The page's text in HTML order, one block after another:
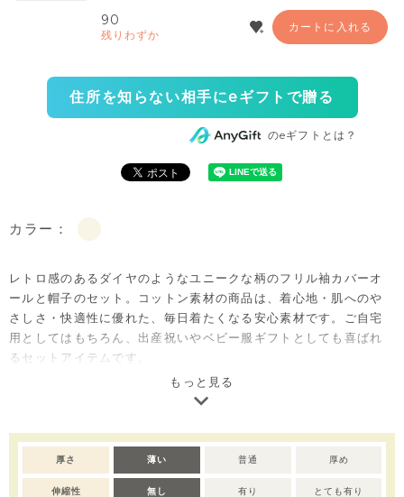
90
残りわずか
カートに入れる
住所を知らない相手にeギフトで贈る
のeギフトとは？
カラー：
レトロ感のあるダイヤのようなユニークな柄のフリル袖カバーオ
ールと帽子のセット。コットン素材の商品は、着心地・肌へのや
さしさ・快適性に優れた、毎日着たくなる安心素材です。ご自宅
用としてはもちろん、出産祝いやベビー服ギフトとしても喜ばれ
るセットアイテムです。
※デリケートな素材を使用しているため、乾燥機/アイロンのご使
等により実際の商品の色味と異なって見える場合がございます。
※濃色部分は、摩擦や汗・雨などにより、他の衣類や下着、バッ
グ等に色移りする場合がございます。淡色のものとの組み合わせ
もっと見る
厚さ 薄い 普通 厚め
伸縮性 無し 有り とても有り